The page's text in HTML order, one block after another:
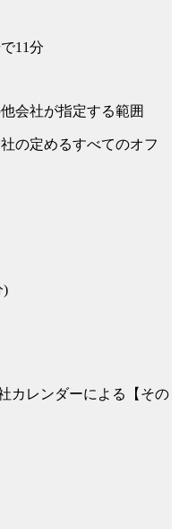
11分
会社が指定する範囲
の定めるすべてのオフ
)
レンダーによる【その